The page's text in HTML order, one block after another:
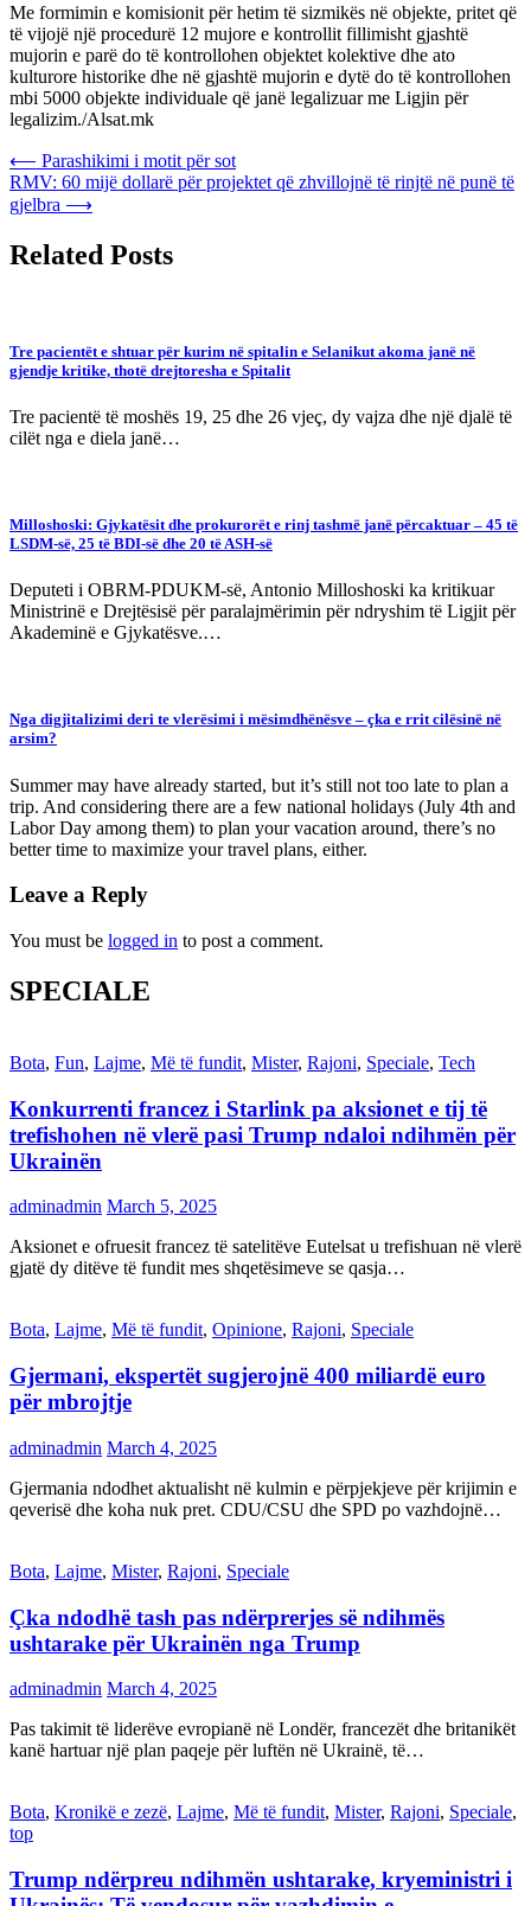
Me formimin e komisionit për hetim të sizmikës në objekte, pritet që
të vijojë një procedurë 12 mujore e kontrollit fillimisht gjashtë
mujorin e parë do të kontrollohen objektet kolektive dhe ato
kulturore historike dhe në gjashtë mujorin e dytë do të kontrollohen
mbi 5000 objekte individuale që janë legalizuar me Ligjin për
legalizim./Alsat.mk
Post
navigation
⟵ Parashikimi i motit për sot
RMV: 60 mijë dollarë për projektet që zhvillojnë të rinjtë në punë të
gjelbra ⟶
Related Posts
Tre pacientët e shtuar për kurim në spitalin e Selanikut akoma janë në
gjendje kritike, thotë drejtoresha e Spitalit
Tre pacientë të moshës 19, 25 dhe 26 vjeç, dy vajza dhe një djalë të
cilët nga e diela janë…
Milloshoski: Gjykatësit dhe prokurorët e rinj tashmë janë përcaktuar – 45 të
LSDM-së, 25 të BDI-së dhe 20 të ASH-së
Deputeti i OBRM-PDUKM-së, Antonio Milloshoski ka kritikuar
Ministrinë e Drejtësisë për paralajmërimin për ndryshim të Ligjit për
Akademinë e Gjykatësve.…
Nga digjitalizimi deri te vlerësimi i mësimdhënësve – çka e rrit cilësinë në
arsim?
Summer may have already started, but it’s still not too late to plan a
trip. And considering there are a few national holidays (July 4th and
Labor Day among them) to plan your vacation around, there’s no
better time to maximize your travel plans, either.
Leave a Reply
You must be logged in to post a comment.
SPECIALE
Bota, Fun, Lajme, Më të fundit, Mister, Rajoni, Speciale, Tech
Konkurrenti francez i Starlink pa aksionet e tij të
trefishohen në vlerë pasi Trump ndaloi ndihmën për
Ukrainën
adminadmin March 5, 2025
Aksionet e ofruesit francez të satelitëve Eutelsat u trefishuan në vlerë
gjatë dy ditëve të fundit mes shqetësimeve se qasja…
Bota, Lajme, Më të fundit, Opinione, Rajoni, Speciale
Gjermani, ekspertët sugjerojnë 400 miliardë euro
për mbrojtje
adminadmin March 4, 2025
Gjermania ndodhet aktualisht në kulmin e përpjekjeve për krijimin e
qeverisë dhe koha nuk pret. CDU/CSU dhe SPD po vazhdojnë…
Bota, Lajme, Mister, Rajoni, Speciale
Çka ndodhë tash pas ndërprerjes së ndihmës
ushtarake për Ukrainën nga Trump
adminadmin March 4, 2025
Pas takimit të liderëve evropianë në Londër, francezët dhe britanikët
kanë hartuar një plan paqeje për luftën në Ukrainë, të…
Bota, Kronikë e zezë, Lajme, Më të fundit, Mister, Rajoni, Speciale,
top
Trump ndërpreu ndihmën ushtarake, kryeministri i